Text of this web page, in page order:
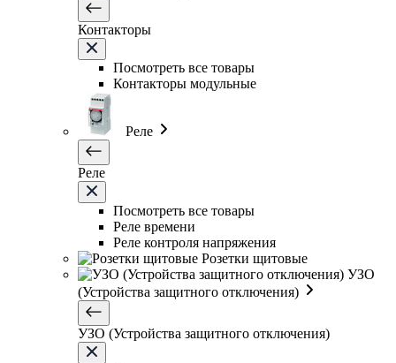
Контакторы
Посмотреть все товары
Контакторы модульные
Реле
Реле
Посмотреть все товары
Реле времени
Реле контроля напряжения
Розетки щитовые
УЗО
(Устройства защитного отключения)
УЗО (Устройства защитного отключения)